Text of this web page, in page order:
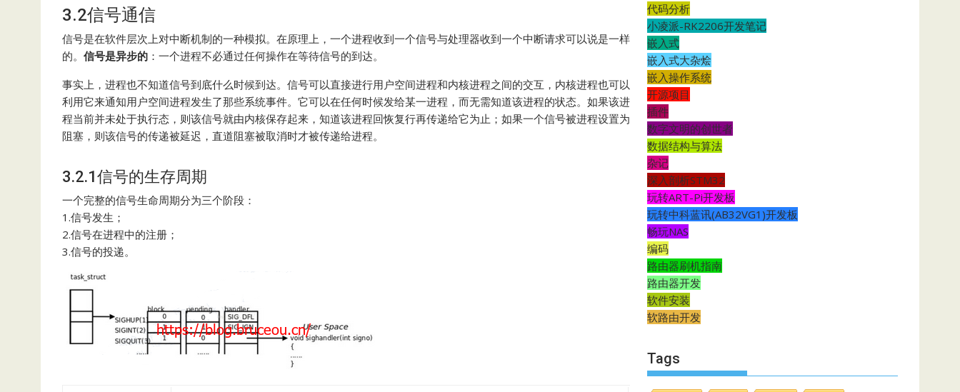
3.2信号通信
信号是在软件层次上对中断机制的一种模拟。在原理上，一个进程收到一个信号与处理器收到一个中断请求可以说是一样
的。 信号是异步的 ：一个进程不必通过任何操作在等待信号的到达。
事实上，进程也不知道信号到底什么时候到达。信号可以直接进行用户空间进程和内核进程之间的交互，内核进程也可以
利用它来通知用户空间进程发生了那些系统事件。它可以在任何时候发给某一进程，而无需知道该进程的状态。如果该进
程当前并未处于执行态，则该信号就由内核保存起来，知道该进程回恢复行再传递给它为止；如果一个信号被进程设置为
阻塞，则该信号的传递被延迟，直道阻塞被取消时才被传递给进程。
3.2.1信号的生存周期
一个完整的信号生命周期分为三个阶段：
1.信号发生；
2.信号在进程中的注册；
3.信号的投递。
代码分析
小凌派-RK2206开发笔记
嵌入式
嵌入式大杂烩
嵌入操作系统
开源项目
插件
数字文明的创世者
数据结构与算法
杂记
深入剖析STM32
玩转ART-Pi开发板
玩转中科蓝讯(AB32VG1)开发板
畅玩NAS
编码
路由器刷机指南
路由器开发
软件安装
软路由开发
Tags